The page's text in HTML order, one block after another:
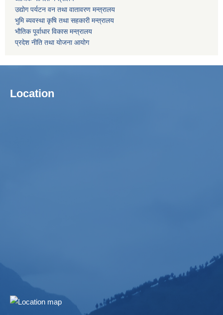
उद्याेग पर्यटन वन तथा वातावरण मन्त्रालय
भुमि ब्यवस्था कृषि तथा सहकारी मन्त्रालय
भाैतिक पूर्वाधार विकास मन्त्रालय
प्रदेश नीति तथा योजना आयोग
Location